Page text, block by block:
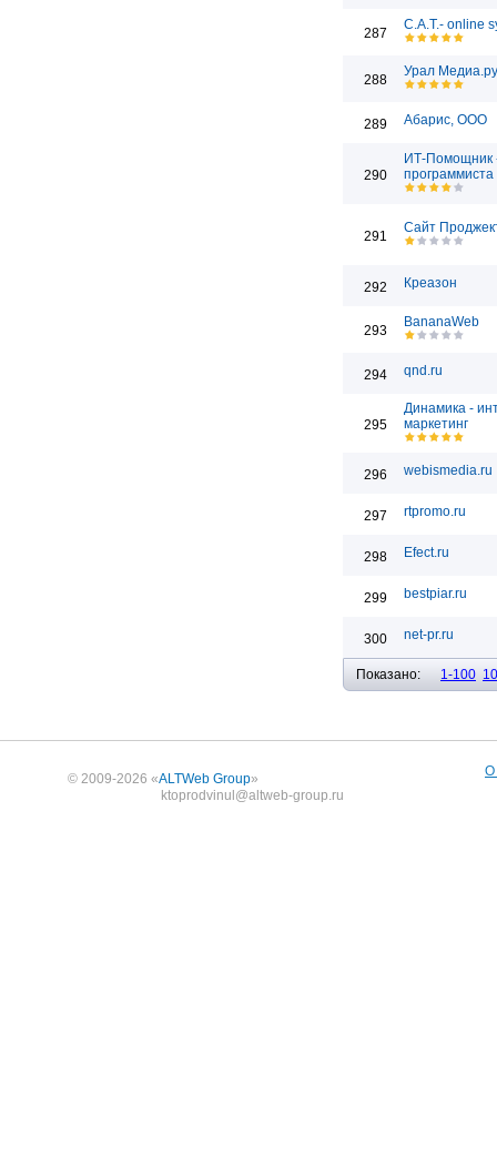
287
C.A.T.- online
288
Урал Медиа.ру
289 Абарис, ООО
290
ИТ-Помощник
программиста
291
Сайт
292 Креазон
293
BananaWeb
294 qnd.ru
295
Динамика -
маркетинг
296 webismedia.ru
297 rtpromo.ru
298 Efect.ru
299 bestpiar.ru
300 net-pr.ru
Показано: 1-100
© 2009-2026 «ALTWeb Group»
ktoprodvinul@altweb-group.ru
О